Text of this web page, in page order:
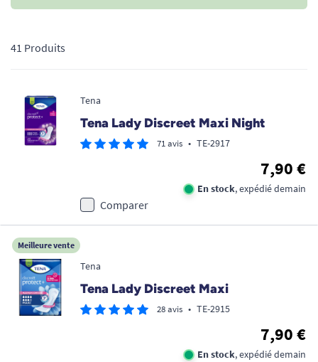
41 Produits
Tena
Tena Lady Discreet Maxi Night
71 avis • TE-2917
7,90 €
En stock, expédié demain
Comparer
Meilleure vente
Tena
Tena Lady Discreet Maxi
28 avis • TE-2915
7,90 €
En stock, expédié demain